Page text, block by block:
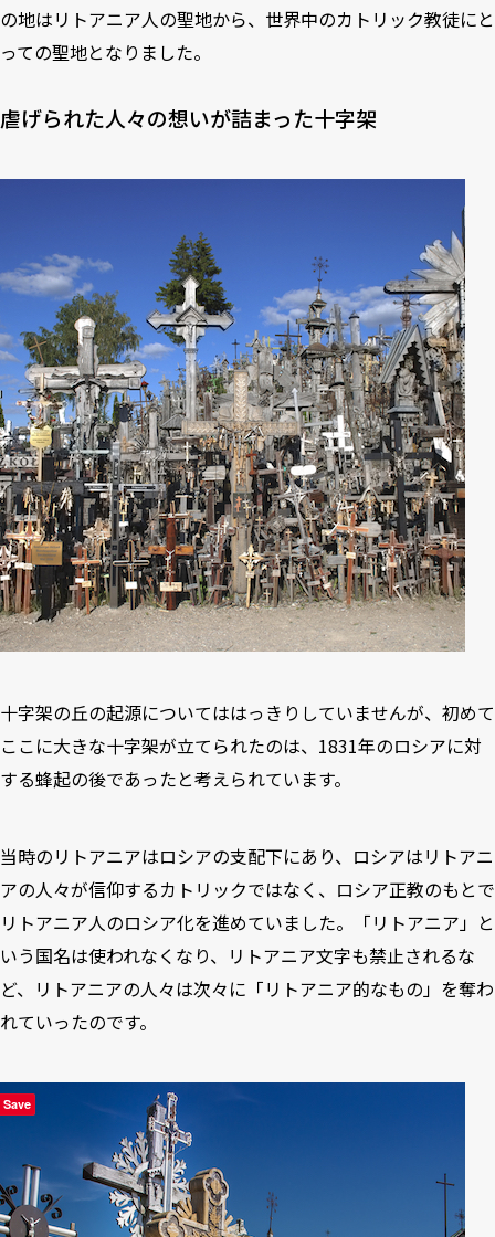
の地はリトアニア人の聖地から、世界中のカトリック教徒にと
っての聖地となりました。
虐げられた人々の想いが詰まった十字架
十字架の丘の起源についてははっきりしていませんが、初めて
ここに大きな十字架が立てられたのは、1831年のロシアに対
する蜂起の後であったと考えられています。
当時のリトアニアはロシアの支配下にあり、ロシアはリトアニ
アの人々が信仰するカトリックではなく、ロシア正教のもとで
リトアニア人のロシア化を進めていました。「リトアニア」と
いう国名は使われなくなり、リトアニア文字も禁止されるな
ど、リトアニアの人々は次々に「リトアニア的なもの」を奪わ
れていったのです。
Save